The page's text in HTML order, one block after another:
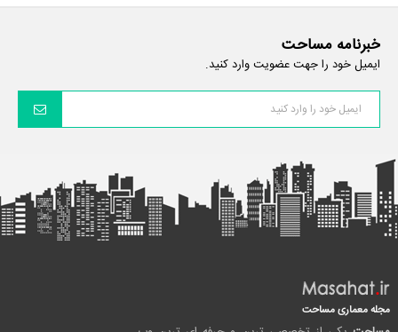
خبرنامه مساحت
ایمیل خود را جهت عضویت وارد کنید.
مجله معماری مساحت